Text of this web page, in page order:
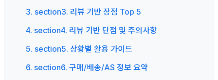
3. section3. 리뷰 기반 장점 Top 5
4. section4. 리뷰 기반 단점 및 주의사항
5. section5. 상황별 활용 가이드
6. section6. 구매/배송/AS 정보 요약